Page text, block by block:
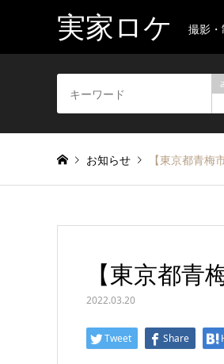
実家ロケ 撮影
お知らせ 【東京都青梅
【東京都青
2022.03.20
Tweet Share